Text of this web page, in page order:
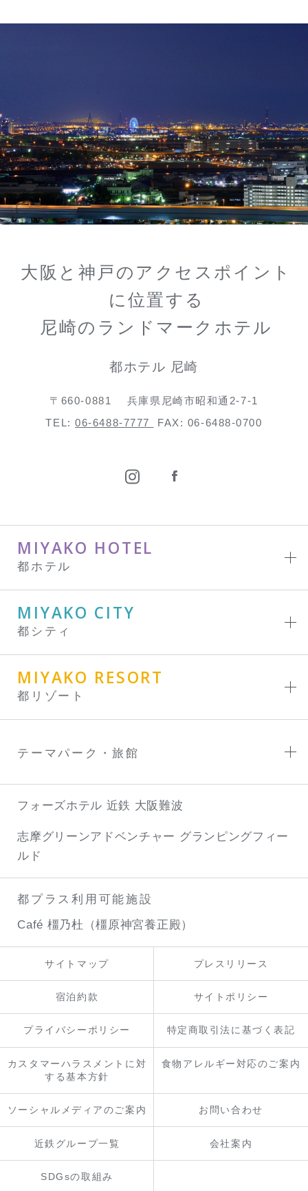
大阪と神戸のアクセスポイント
に位置する
尼崎のランドマークホテル
都ホテル 尼崎
〒660-0881
兵庫県尼崎市昭和通2-7-1
TEL:06-6488-7777 FAX: 06-6488-0700
MIYAKO HOTEL
都ホテル
MIYAKO CITY
都シティ
MIYAKO RESORT
都リゾート
テーマパーク・旅館
フォーズホテル 近鉄 大阪難波
志摩グリーンアドベンチャー グランピングフィー
ルド
都プラス利用可能施設
Café 橿乃杜（橿原神宮養正殿）
サイトマップ プレスリリース
宿泊約款 サイトポリシー
プライバシーポリシー 特定商取引法に基づく表記
カスタマーハラスメントに対
する基本方針
食物アレルギー対応のご案内
ソーシャルメディアのご案内 お問い合わせ
近鉄グループ一覧 会社案内
SDGsの取組み